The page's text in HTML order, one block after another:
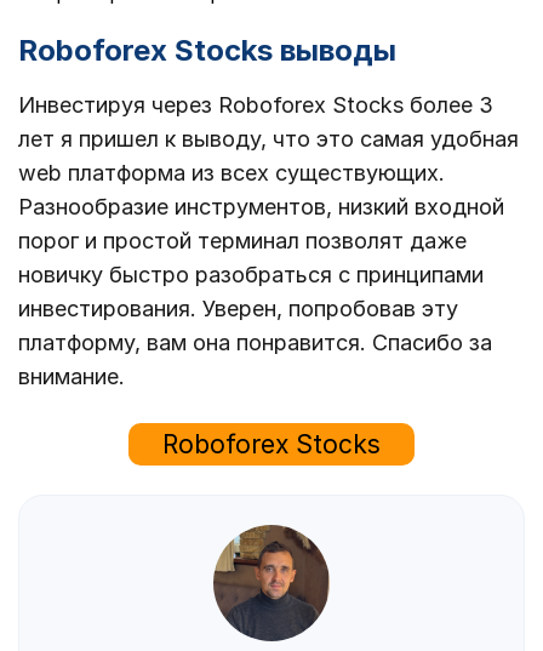
Roboforex Stocks выводы
Инвестируя через Roboforex Stocks более 3
лет я пришел к выводу, что это самая удобная
web платформа из всех существующих.
Разнообразие инструментов, низкий входной
порог и простой терминал позволят даже
новичку быстро разобраться с принципами
инвестирования. Уверен, попробовав эту
платформу, вам она понравится. Спасибо за
внимание.
Roboforex Stocks